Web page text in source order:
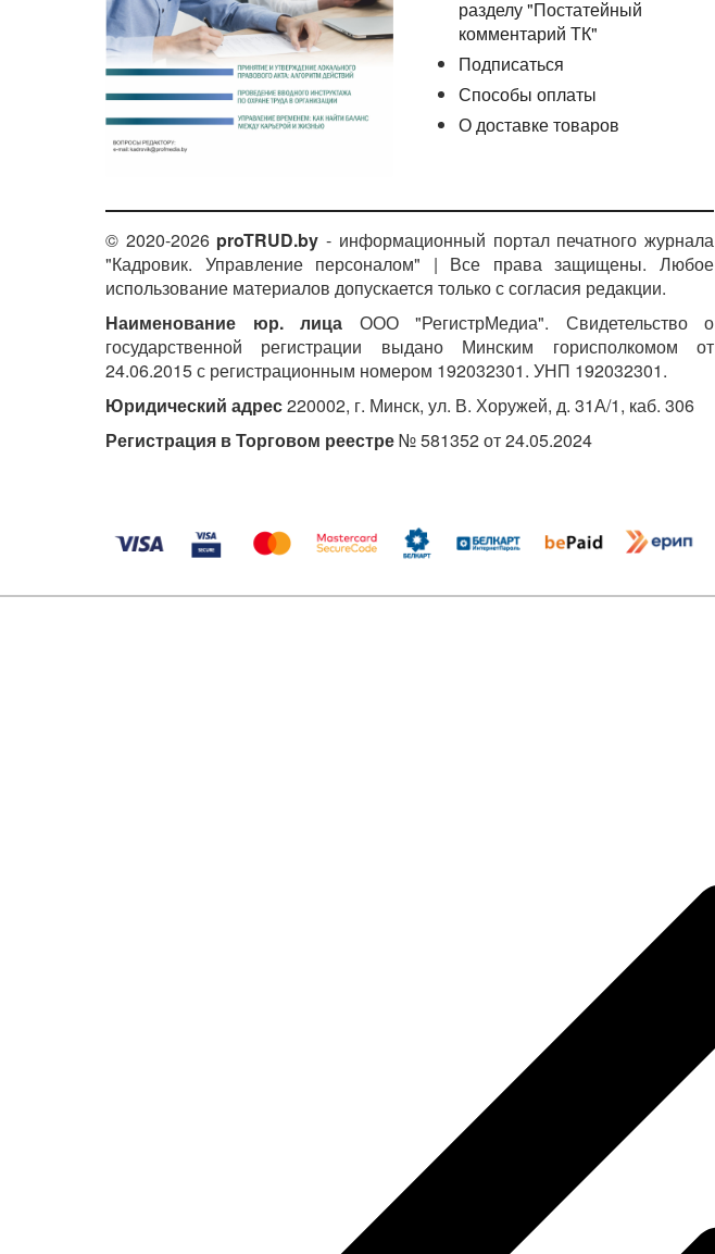
разделу "Постатейный
комментарий ТК"
Подписаться
Способы оплаты
О доставке товаров
© 2020-2026 proTRUD.by - информационный портал печатного журнала
"Кадровик. Управление персоналом" | Все права защищены. Любое
использование материалов допускается только с согласия редакции.
Наименование юр. лица ООО "РегистрМедиа". Свидетельство о
государственной регистрации выдано Минским горисполкомом от
24.06.2015 с регистрационным номером 192032301. УНП 192032301.
Юридический адрес220002, г. Минск, ул. В. Хоружей, д. 31А/1, каб. 306
Регистрация в Торговом реестре№ 581352 от 24.05.2024